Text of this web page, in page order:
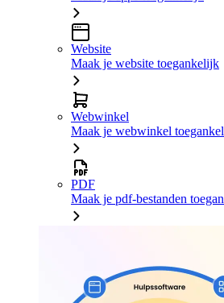
Website
Maak je website toegankelijk
Webwinkel
Maak je webwinkel
PDF
Maak je pdf-bestanden